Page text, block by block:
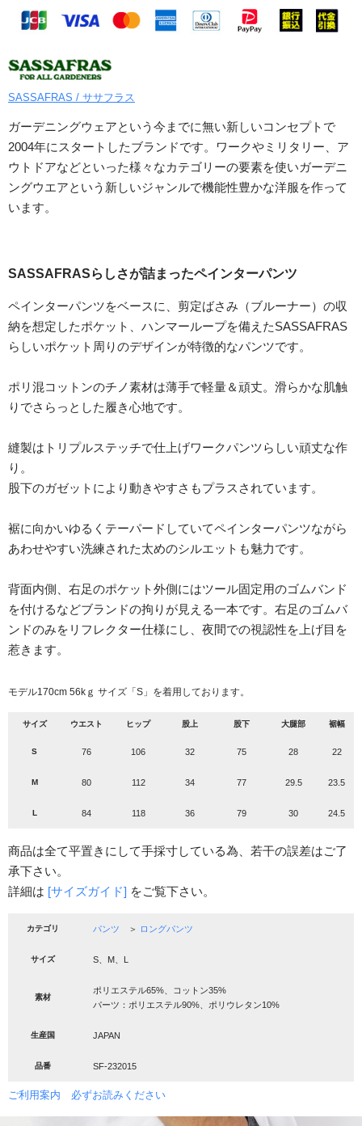
SASSAFRAS / ササフラス
ガーデニングウェアという今までに無い新しいコンセプトで
2004年にスタートしたブランドです。ワークやミリタリー、ア
ウトドアなどといった様々なカテゴリーの要素を使いガーデニ
ングウエアという新しいジャンルで機能性豊かな洋服を作って
います。
SASSAFRASらしさが詰まったペインターパンツ
ペインターパンツをベースに、剪定ばさみ（ブルーナー）の収
納を想定したポケット、ハンマーループを備えたSASSAFRAS
らしいポケット周りのデザインが特徴的なパンツです。
ポリ混コットンのチノ素材は薄手で軽量＆頑丈。滑らかな肌触
りでさらっとした履き心地です。
縫製はトリプルステッチで仕上げワークパンツらしい頑丈な作
り。
股下のガゼットにより動きやすさもプラスされています。
裾に向かいゆるくテーパードしていてペインターパンツながら
あわせやすい洗練された太めのシルエットも魅力です。
背面内側、右足のポケット外側にはツール固定用のゴムバンド
を付けるなどブランドの拘りが見える一本です。右足のゴムバ
ンドのみをリフレクター仕様にし、夜間での視認性を上げ目を
惹きます。
モデル170cm 56kｇ サイズ「S」を着用しております。
サイズ ウエスト ヒップ 股上 股下 大腿部 裾幅
S 76 106 32 75 28 22
M 80 112 34 77 29.5 23.5
L 84 118 36 79 30 24.5
商品は全て平置きにして手採寸している為、若干の誤差はご了
承下さい。
詳細は [サイズガイド] をご覧下さい。
カテゴリ パンツ ＞ ロングパンツ
サイズ S、M、L
素材
ポリエステル65%、コットン35%
パーツ：ポリエステル90%、ポリウレタン10%
生産国 JAPAN
品番 SF-232015
ご利用案内 必ずお読みください